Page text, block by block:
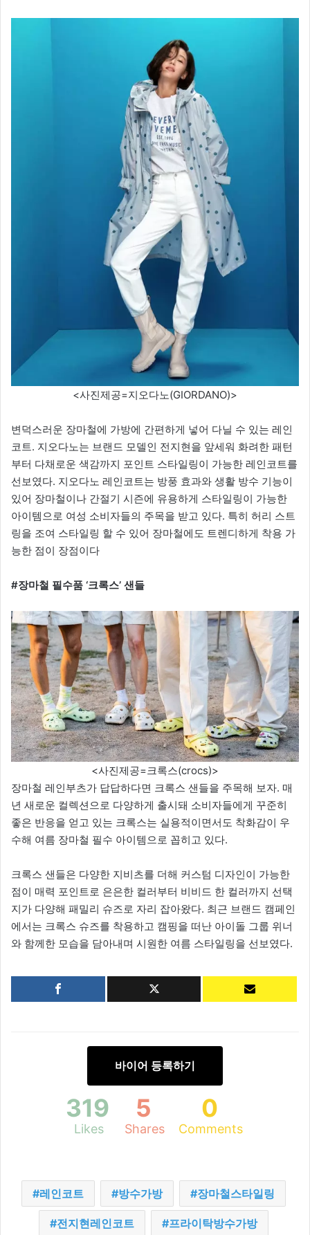
<사진제공=지오다노(GIORDANO)>
변덕스러운 장마철에 가방에 간편하게 넣어 다닐 수 있는 레인
코트. 지오다노는 브랜드 모델인 전지현을 앞세워 화려한 패턴
부터 다채로운 색감까지 포인트 스타일링이 가능한 레인코트를
선보였다. 지오다노 레인코트는 방풍 효과와 생활 방수 기능이
있어 장마철이나 간절기 시즌에 유용하게 스타일링이 가능한
아이템으로 여성 소비자들의 주목을 받고 있다. 특히 허리 스트
링을 조여 스타일링 할 수 있어 장마철에도 트렌디하게 착용 가
능한 점이 장점이다
#장마철 필수품 ‘크록스’ 샌들
<사진제공=크록스(crocs)>
장마철 레인부츠가 답답하다면 크록스 샌들을 주목해 보자. 매
년 새로운 컬렉션으로 다양하게 출시돼 소비자들에게 꾸준히
좋은 반응을 얻고 있는 크록스는 실용적이면서도 착화감이 우
수해 여름 장마철 필수 아이템으로 꼽히고 있다.
크록스 샌들은 다양한 지비츠를 더해 커스텀 디자인이 가능한
점이 매력 포인트로 은은한 컬러부터 비비드 한 컬러까지 선택
지가 다양해 패밀리 슈즈로 자리 잡아왔다. 최근 브랜드 캠페인
에서는 크록스 슈즈를 착용하고 캠핑을 떠난 아이돌 그룹 위너
와 함께한 모습을 담아내며 시원한 여름 스타일링을 선보였다.
바이어 등록하기
319
Likes
5
Shares
0
Comments
레인코트 방수가방 장마철스타일링
전지현레인코트 프라이탁방수가방